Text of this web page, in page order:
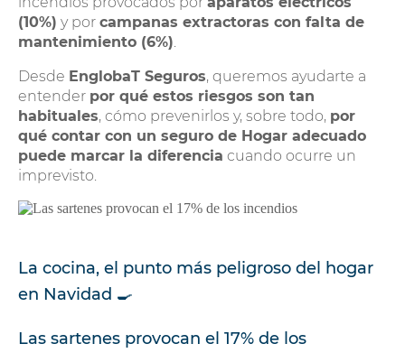
(10%) y por campanas extractoras con falta de
mantenimiento (6%).
Desde EnglobaT Seguros, queremos ayudarte a
entender por qué estos riesgos son tan
habituales, cómo prevenirlos y, sobre todo, por
qué contar con un seguro de Hogar adecuado
puede marcar la diferencia cuando ocurre un
imprevisto.
La cocina, el punto más peligroso del hogar
en Navidad 🍳
Las sartenes provocan el 17% de los